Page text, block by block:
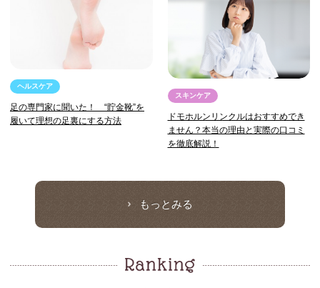
ヘルスケア
足の専門家に聞いた！ “貯金靴”を
履いて理想の足裏にする方法
スキンケア
ドモホルンリンクルはおすすめでき
ません？本当の理由と実際の口コミ
を徹底解説！
もっとみる